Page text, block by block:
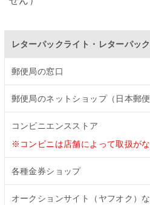
レターパックライト・レターパッ
郵便局の窓口
郵便局のネットショップ（日本郵
コンビニエンスストア
※コンビニは店舗によって取扱が
各種金券ショップ
オークションサイト（ヤフオク）